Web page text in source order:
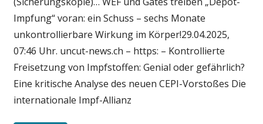
Wissenschaft
Impfung“ voran: ein Schuss – sechs Monate
unkontrollierbare Wirkung im Körper!29.04.2025,
07:46 Uhr. uncut-news.ch – https: – Kontrollierte
Freisetzung von Impfstoffen: Genial oder gefährlich?
Eine kritische Analyse des neuen CEPI-Vorstoßes Die
internationale Impf-Allianz